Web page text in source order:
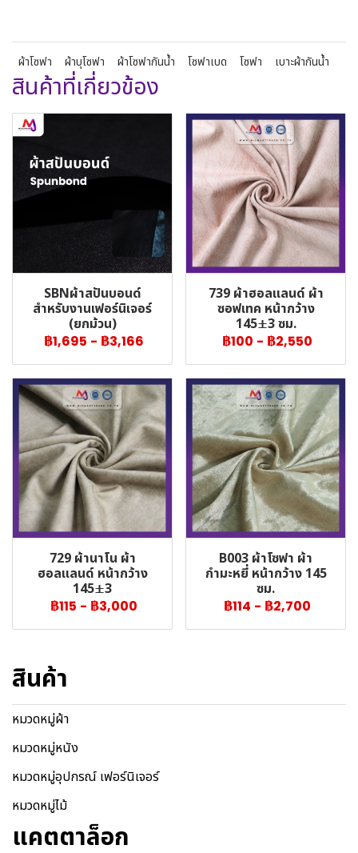
ผ้าโซฟา ผ้าบุโซฟา ผ้าโซฟากันน้ำ โซฟาเบด โซฟา เบาะผ้ากันน้ำ
สินค้าที่เกี่ยวข้อง
SBNผ้าสปันบอนด์
สำหรับงานเฟอร์นิเจอร์
(ยกม้วน)
฿1,695 - ฿3,166
739 ผ้าฮอลแลนด์ ผ้า
ซอฟเทค หน้ากว้าง
145±3 ซม.
฿100 - ฿2,550
729 ผ้านาโน ผ้า
ฮอลแลนด์ หน้ากว้าง
145±3
฿115 - ฿3,000
B003 ผ้าโซฟา ผ้า
กำมะหยี่ หน้ากว้าง 145
ซม.
฿114 - ฿2,700
สินค้า
หมวดหมู่ผ้า
หมวดหมู่หนัง
หมวดหมู่อุปกรณ์ เฟอร์นิเจอร์
หมวดหมู่ไม้
แคตตาล็อก